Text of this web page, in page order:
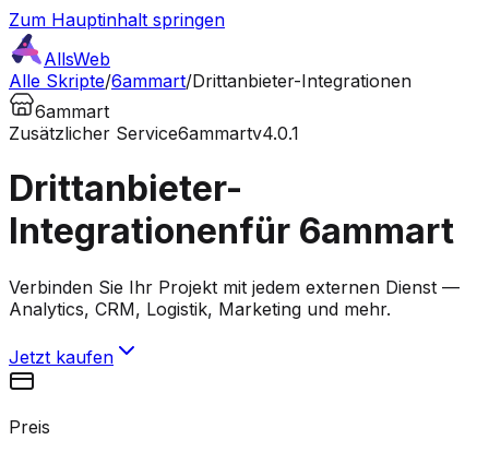
Zum Hauptinhalt springen
AllsWeb
Alle Skripte/6ammart/Drittanbieter-Integrationen
6ammart
Zusätzlicher Service6ammartv4.0.1
Drittanbieter-
Integrationenfür 6ammart
Verbinden Sie Ihr Projekt mit jedem externen Dienst —
Analytics, CRM, Logistik, Marketing und mehr.
Jetzt kaufen
Preis